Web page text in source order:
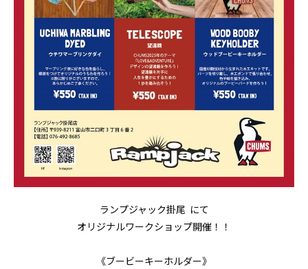
ランプジャック掛尾 にて
オリジナルワークショップ開催！！
《ブービーキーホルダー》